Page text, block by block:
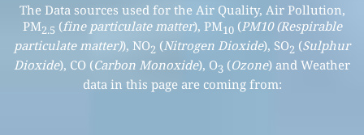
The Data sources used for the Air Quality, Air Pollution,
PM2.5 (fine particulate matter), PM10(PM10 (Respirable
particulate matter)), NO2 (Nitrogen Dioxide), SO2 (Sulphur
Dioxide), CO (Carbon Monoxide), O3 (Ozone) and Weather
data in this page are coming from: